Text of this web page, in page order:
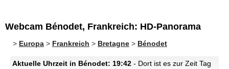
Webcam Bénodet, Frankreich: HD-Panorama
> Europa > Frankreich > Bretagne > Bénodet
Aktuelle Uhrzeit in Bénodet: 19:42 - Dort ist es zur Zeit Tag